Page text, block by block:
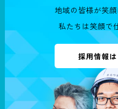
地域の皆様が笑
私たちは笑顔で
採用情報